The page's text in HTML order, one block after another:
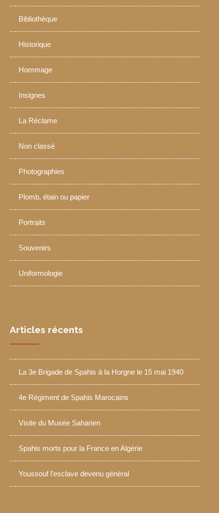
Bibliothèque
Historique
Hommage
Insignes
La Réclame
Non classé
Photographies
Plomb, étain ou papier
Portraits
Souvenirs
Uniformologie
Articles récents
La 3e Brigade de Spahis à la Horgne le 15 mai 1940
4e Régiment de Spahis Marocains
Visite du Musée Saharien
Spahis morts pour la France en Algérie
Youssouf l’esclave devenu général